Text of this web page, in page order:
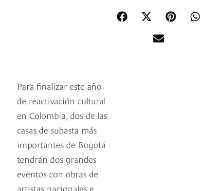
Para finalizar este año
de reactivación cultural
en Colombia, dos de las
casas de subasta más
importantes de Bogotá
tendrán dos grandes
eventos con obras de
artistas nacionales e